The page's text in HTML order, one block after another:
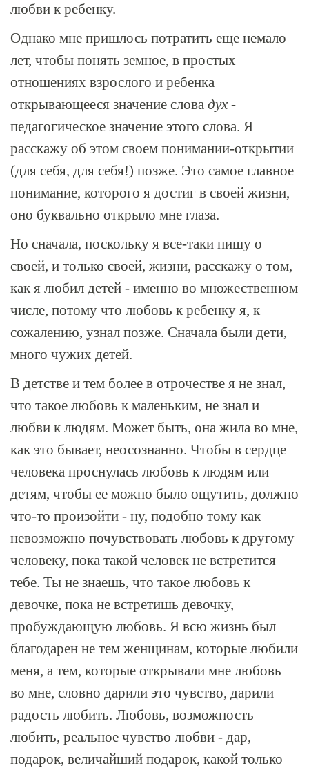
любви к ребенку.
Однако мне пришлось потратить еще немало
лет, чтобы понять земное, в простых
отношениях взрослого и ребенка
открывающееся значение слова дух -
педагогическое значение этого слова. Я
расскажу об этом своем понимании-открытии
(для себя, для себя!) позже. Это самое главное
понимание, которого я достиг в своей жизни,
оно буквально открыло мне глаза.
Но сначала, поскольку я все-таки пишу о
своей, и только своей, жизни, расскажу о том,
как я любил детей - именно во множественном
числе, потому что любовь к ребенку я, к
сожалению, узнал позже. Сначала были дети,
много чужих детей.
В детстве и тем более в отрочестве я не знал,
что такое любовь к маленьким, не знал и
любви к людям. Может быть, она жила во мне,
как это бывает, неосознанно. Чтобы в сердце
человека проснулась любовь к людям или
детям, чтобы ее можно было ощутить, должно
что-то произойти - ну, подобно тому как
невозможно почувствовать любовь к другому
человеку, пока такой человек не встретится
тебе. Ты не знаешь, что такое любовь к
девочке, пока не встретишь девочку,
пробуждающую любовь. Я всю жизнь был
благодарен не тем женщинам, которые любили
меня, а тем, которые открывали мне любовь
во мне, словно дарили это чувство, дарили
радость любить. Любовь, возможность
любить, реальное чувство любви - дар,
подарок, величайший подарок, какой только